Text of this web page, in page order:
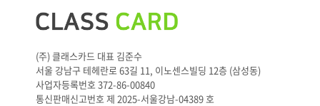
(주) 클래스카드 대표 김준수
서울 강남구 테헤란로 63길 11, 이노센스빌딩 12층 (삼성동)
사업자등록번호 372-86-00840
통신판매신고번호 제 2025-서울강남-04389 호